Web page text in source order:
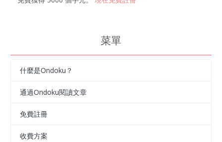
菜單
什麼是Ondoku？
通過Ondoku閱讀文章
免費註冊
收費方案